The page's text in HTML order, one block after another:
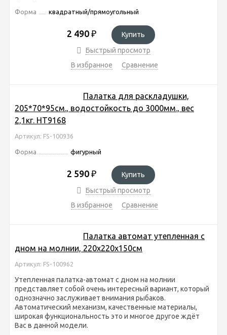
Форма квадратный/прямоугольный
2 490 ₽
Купить
Быстрый просмотр
В избранное
Сравнение
Палатка для раскладушки,
205*70*95см., водостойкость до 3000мм., вес
2,1кг. HT9168
Артикул: FS-100936
Форма фигурный
2 590 ₽
Купить
Быстрый просмотр
В избранное
Сравнение
Палатка автомат утепленная с
дном на молнии, 220x220x150см
Артикул: FS-100962
Утепленная палатка-автомат с дном на молнии
представляет собой очень интересный вариант, который
однозначно заслуживает внимания рыбаков.
Автоматический механизм, качественные материалы,
широкая функциональность это и многое другое ждёт
Вас в данной модели.